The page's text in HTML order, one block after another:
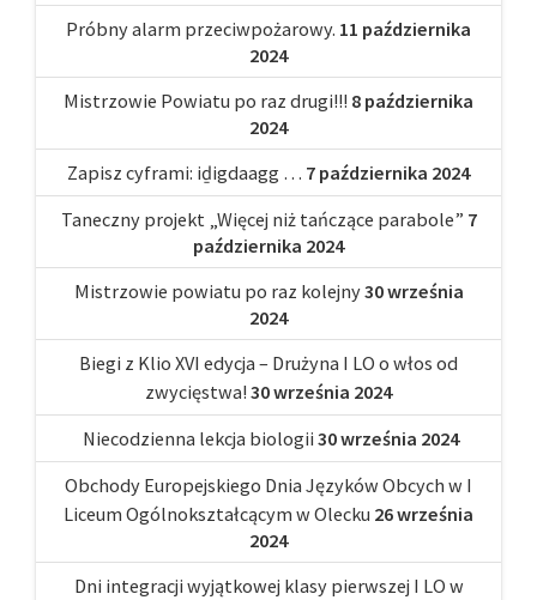
Próbny alarm przeciwpożarowy. 11 października
2024
Mistrzowie Powiatu po raz drugi!!! 8 października
2024
Zapisz cyframi: iḏigdaagg … 7 października 2024
Taneczny projekt „Więcej niż tańczące parabole” 7
października 2024
Mistrzowie powiatu po raz kolejny30 września
2024
Biegi z Klio XVI edycja – Drużyna I LO o włos od
zwycięstwa! 30 września 2024
Niecodzienna lekcja biologii 30 września 2024
Obchody Europejskiego Dnia Języków Obcych w I
Liceum Ogólnokształcącym w Olecku 26 września
2024
Dni integracji wyjątkowej klasy pierwszej I LO w